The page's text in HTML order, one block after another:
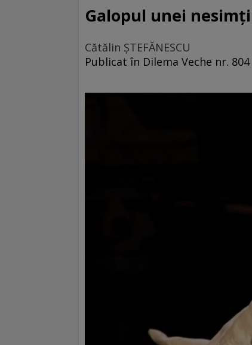
Galopul unei
Cătălin ŞTEFĂNESCU
Publicat în Dilema Veche nr.